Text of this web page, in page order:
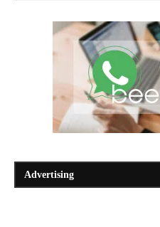
Advertising